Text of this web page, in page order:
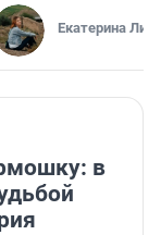
Екатерина
в